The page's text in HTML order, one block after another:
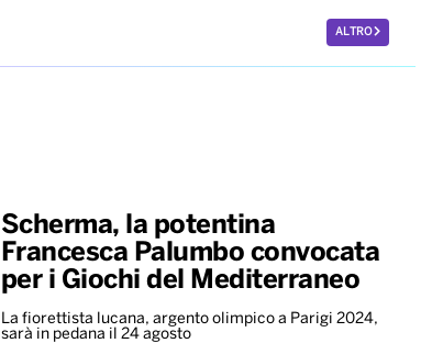
ALTRO
Scherma, la potentina
Francesca Palumbo convocata
per i Giochi del Mediterraneo
La fiorettista lucana, argento olimpico a Parigi 2024,
sarà in pedana il 24 agosto